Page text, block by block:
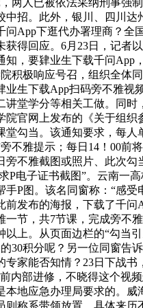
中招。此外，银川、四川
问App下逛代办署理商？
得回应。6月23日，记者
知，要肄业生下载千问
积极响应号召，组织全
生下载App扫码旁不雅
讲堂学分等相关工做。同
官网上发布的《关于组
堂勾当。该通知要求，每
不雅提示；每日14！00前
旁不雅截图或照片、此次
P电子证书截图”。云南
P图。该名同窗称：“感
发布的海报，下载了千
节，共7节课，完成旁不
以上。从页面边栏的“勾当
30积分呢？另一位同窗告
专家能否知情？23日下战
内部进修，不晓得这个视
本地应急办理局要求的。
则称系带领放置，具体来